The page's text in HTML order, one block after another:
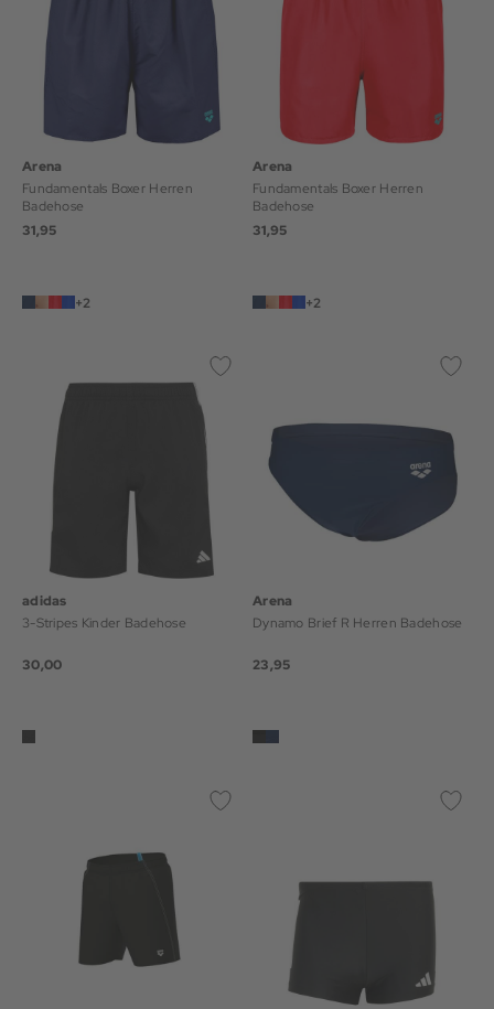
Arena
Fundamentals Boxer Herren
Badehose
31,95
+2
Arena
Fundamentals Boxer Herren
Badehose
31,95
+2
adidas
3-Stripes Kinder Badehose
30,00
Arena
Dynamo Brief R Herren Badehose
23,95